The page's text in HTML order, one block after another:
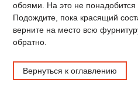
обоями. На это не понадобится
Подождите, пока красящий
верните на место всю
обратно.
Вернуться к оглавлению